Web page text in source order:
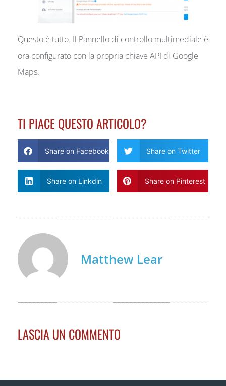
Questo è tutto. Il Pannello di controllo multimediale è
ora configurato con la propria chiave API di Google
Maps.
TI PIACE QUESTO ARTICOLO?
Share on Facebook Share on Twitter
Share on Linkdin Share on Pinterest
Matthew Lear
LASCIA UN COMMENTO